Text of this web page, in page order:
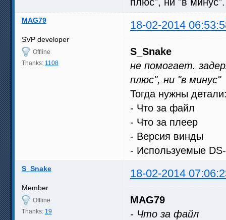
MAG79 18-02-2014
SVP developer
Offline
Thanks: 1108
S_Snake
не помогает.
плюс", ни "в минус"
Тогда нужны
- Что за файл
- Что за плеер
- Версия винды
- Используемые
S_Snake 18-02-2014
Member
Offline
Thanks: 19
MAG79
- Что за файл